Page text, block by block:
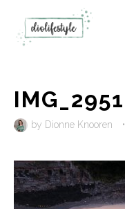
IMG_2951
by Dionne Knooren •